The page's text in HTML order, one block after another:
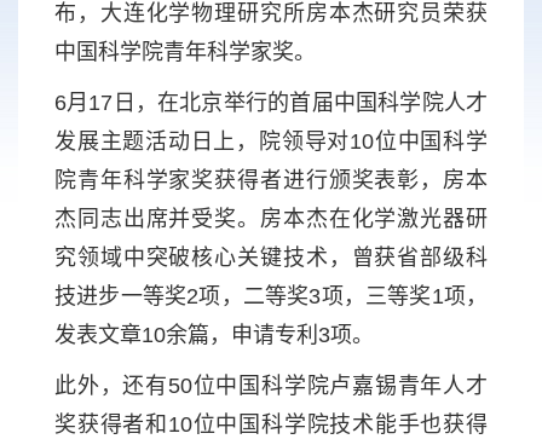
布，大连化学物理研究所房本杰研究员荣获
中国科学院青年科学家奖。
6月17日，在北京举行的首届中国科学院人才
发展主题活动日上，院领导对10位中国科学
院青年科学家奖获得者进行颁奖表彰，房本
杰同志出席并受奖。房本杰在化学激光器研
究领域中突破核心关键技术，曾获省部级科
技进步一等奖2项，二等奖3项，三等奖1项，
发表文章10余篇，申请专利3项。
此外，还有50位中国科学院卢嘉锡青年人才
奖获得者和10位中国科学院技术能手也获得